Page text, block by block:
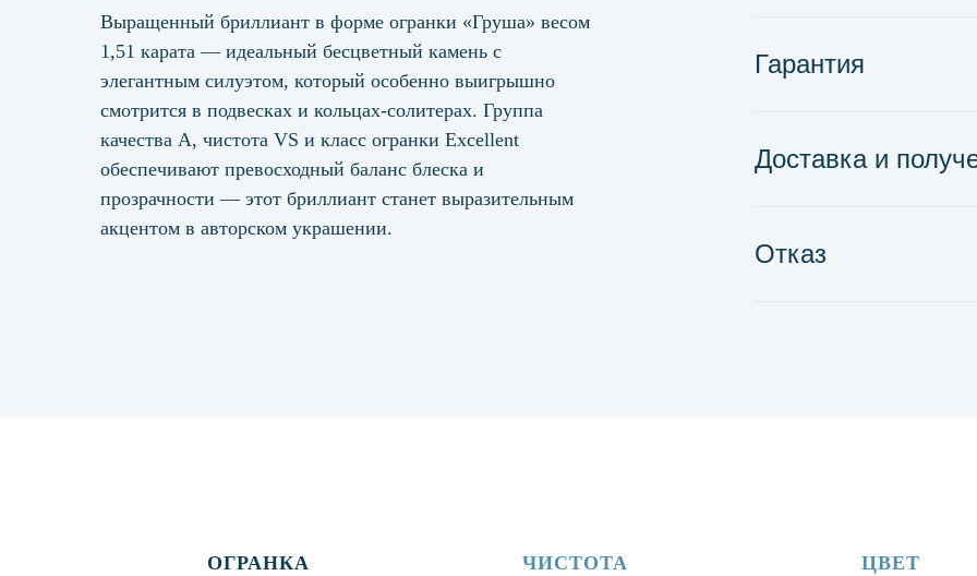
Выращенный бриллиант в форме огранки «Груша» весом
1,51 карата — идеальный бесцветный камень с
элегантным силуэтом, который особенно выигрышно
смотрится в подвесках и кольцах-солитерах. Группа
качества А, чистота VS и класс огранки Excellent
обеспечивают превосходный баланс блеска и
прозрачности — этот бриллиант станет выразительным
акцентом в авторском украшении.
Гарантия
Доставка и
Отказ
ОГРАНКА ЧИСТОТА ЦВЕТ